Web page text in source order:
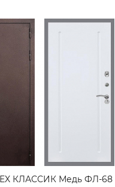
КЛАССИК Медь ФЛ-68